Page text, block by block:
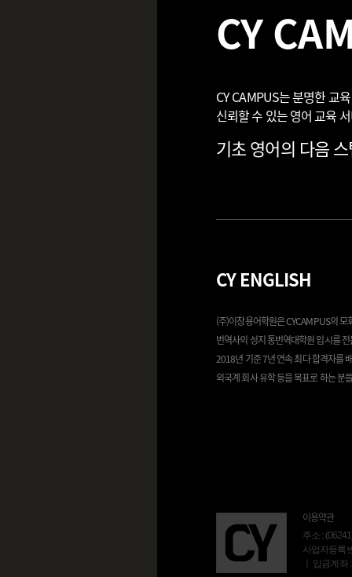
CY
CY CAMPUS는 분명한 교
신뢰할 수 있는 영어 교육
기초 영어의 다음
CY ENGLISH
(주)이창용어학원은 CYCAMPUS의
번역사의 성지 통번역대학원 입시를
2018년 기준 7년 연속 최다 합격자를
외국계 회사 유학 등을 목표로 하는 분
이용약관
주소 :
사업자등록
ㅣ 입금계